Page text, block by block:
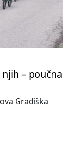
– poučna
Gradiška